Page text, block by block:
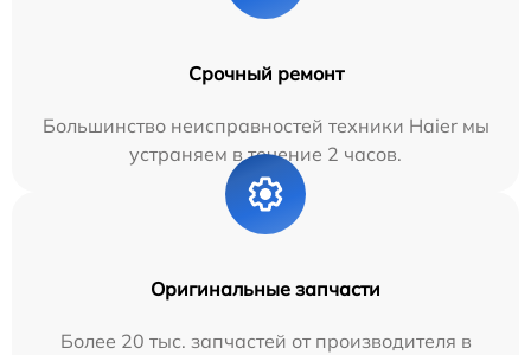
Срочный ремонт
Большинство неисправностей техники Haier мы
устраняем в течение 2 часов.
Оригинальные запчасти
Более 20 тыс. запчастей от производителя в